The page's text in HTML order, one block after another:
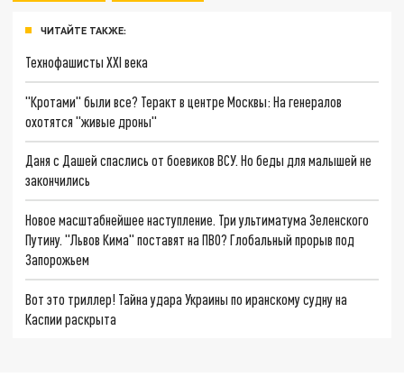
ЧИТАЙТЕ ТАКЖЕ:
Технофашисты XXI века
"Кротами" были все? Теракт в центре Москвы: На генералов
охотятся "живые дроны"
Даня с Дашей спаслись от боевиков ВСУ. Но беды для малышей не
закончились
Новое масштабнейшее наступление. Три ультиматума Зеленского
Путину. "Львов Кима" поставят на ПВО? Глобальный прорыв под
Запорожьем
Вот это триллер! Тайна удара Украины по иранскому судну на
Каспии раскрыта